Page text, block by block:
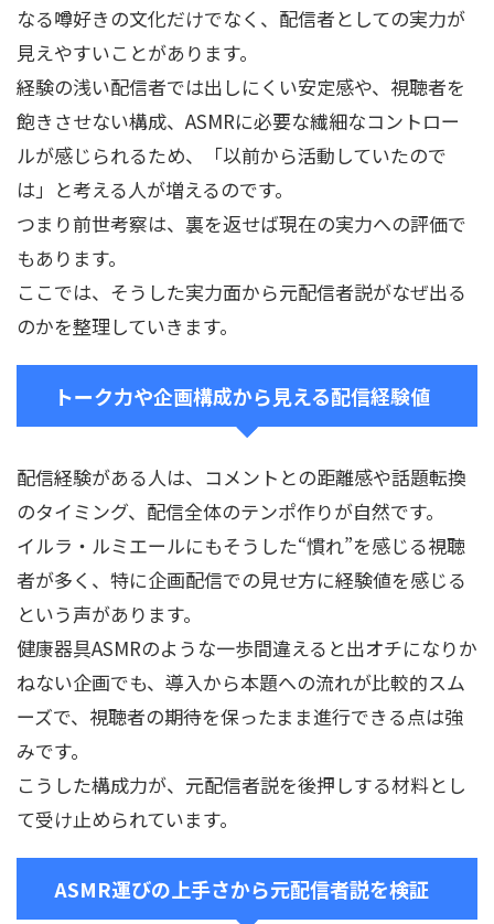
なる噂好きの文化だけでなく、配信者としての実力が
見えやすいことがあります。
経験の浅い配信者では出しにくい安定感や、視聴者を
飽きさせない構成、ASMRに必要な繊細なコントロー
ルが感じられるため、「以前から活動していたので
は」と考える人が増えるのです。
つまり前世考察は、裏を返せば現在の実力への評価で
もあります。
ここでは、そうした実力面から元配信者説がなぜ出る
のかを整理していきます。
トーク力や企画構成から見える配信経験値
配信経験がある人は、コメントとの距離感や話題転換
のタイミング、配信全体のテンポ作りが自然です。
イルラ・ルミエールにもそうした“慣れ”を感じる視聴
者が多く、特に企画配信での見せ方に経験値を感じる
という声があります。
健康器具ASMRのような一歩間違えると出オチになりか
ねない企画でも、導入から本題への流れが比較的スム
ーズで、視聴者の期待を保ったまま進行できる点は強
みです。
こうした構成力が、元配信者説を後押しする材料とし
て受け止められています。
ASMR運びの上手さから元配信者説を検証